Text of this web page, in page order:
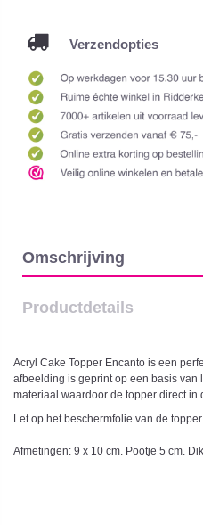
Verzendopties
Omschrijving
Productdetails
Acryl Cake Topper Encanto is een
afbeelding is geprint op een basis van
materiaal waardoor de topper direct in
Let op het beschermfolie van de
Afmetingen: 9 x 10 cm. Pootje 5 cm.